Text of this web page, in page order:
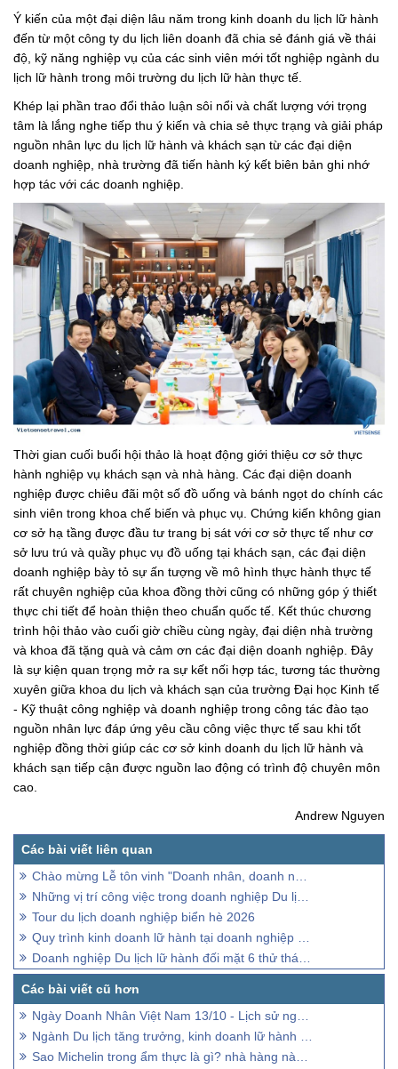
Ý kiến của một đại diện lâu năm trong kinh doanh du lịch lữ hành
đến từ một công ty du lịch liên doanh đã chia sẻ đánh giá về thái
độ, kỹ năng nghiệp vụ của các sinh viên mới tốt nghiệp ngành du
lịch lữ hành trong môi trường du lịch lữ hàn thực tế.
Khép lại phần trao đổi thảo luận sôi nổi và chất lượng với trọng
tâm là lắng nghe tiếp thu ý kiến và chia sẻ thực trạng và giải pháp
nguồn nhân lực du lịch lữ hành và khách sạn từ các đại diện
doanh nghiệp, nhà trường đã tiến hành ký kết biên bản ghi nhớ
hợp tác với các doanh nghiệp.
Thời gian cuối buổi hội thảo là hoạt động giới thiệu cơ sở thực
hành nghiệp vụ khách sạn và nhà hàng. Các đại diện doanh
nghiệp được chiêu đãi một số đồ uống và bánh ngọt do chính các
sinh viên trong khoa chế biến và phục vụ. Chứng kiến không gian
cơ sở hạ tầng được đầu tư trang bị sát với cơ sở thực tế như cơ
sở lưu trú và quầy phục vụ đồ uống tại khách sạn, các đại diện
doanh nghiệp bày tỏ sự ấn tượng về mô hình thực hành thực tế
rất chuyên nghiệp của khoa đồng thời cũng có những góp ý thiết
thực chi tiết để hoàn thiện theo chuẩn quốc tế. Kết thúc chương
trình hội thảo vào cuối giờ chiều cùng ngày, đại diện nhà trường
và khoa đã tặng quà và cảm ơn các đại diện doanh nghiệp. Đây
là sự kiện quan trọng mở ra sự kết nối hợp tác, tương tác thường
xuyên giữa khoa du lịch và khách sạn của trường Đại học Kinh tế
- Kỹ thuật công nghiệp và doanh nghiệp trong công tác đào tạo
nguồn nhân lực đáp ứng yêu cầu công việc thực tế sau khi tốt
nghiệp đồng thời giúp các cơ sở kinh doanh du lịch lữ hành và
khách sạn tiếp cận được nguồn lao động có trình độ chuyên môn
cao.
Andrew Nguyen
Chào mừng Lễ tôn vinh "Doanh nhân, doanh nghiệp Thăng Long 2022
Những vị trí công việc trong doanh nghiệp Du lịch Lữ hành
Tour du lịch doanh nghiệp biển hè 2026
Quy trình kinh doanh lữ hành tại doanh nghiệp nhỏ và vừa
Doanh nghiệp Du lịch lữ hành đối mặt 6 thử thách hậu Covid-19
Ngày Doanh Nhân Việt Nam 13/10 - Lịch sử người làm kinh tế
Ngành Du lịch tăng trưởng, kinh doanh lữ hành chết đói!
Sao Michelin trong ẩm thực là gì? nhà hàng nào được gắn sao?